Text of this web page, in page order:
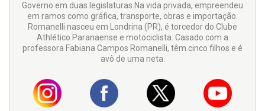
Governo em duas legislaturas.Na vida privada, empreendeu
em ramos como gráfica, transporte, obras e importação.
Romanelli nasceu em Londrina (PR), é torcedor do Clube
Athlético Paranaense e motociclista. Casado com a
professora Fabiana Campos Romanelli, têm cinco filhos e é
avô de uma neta.